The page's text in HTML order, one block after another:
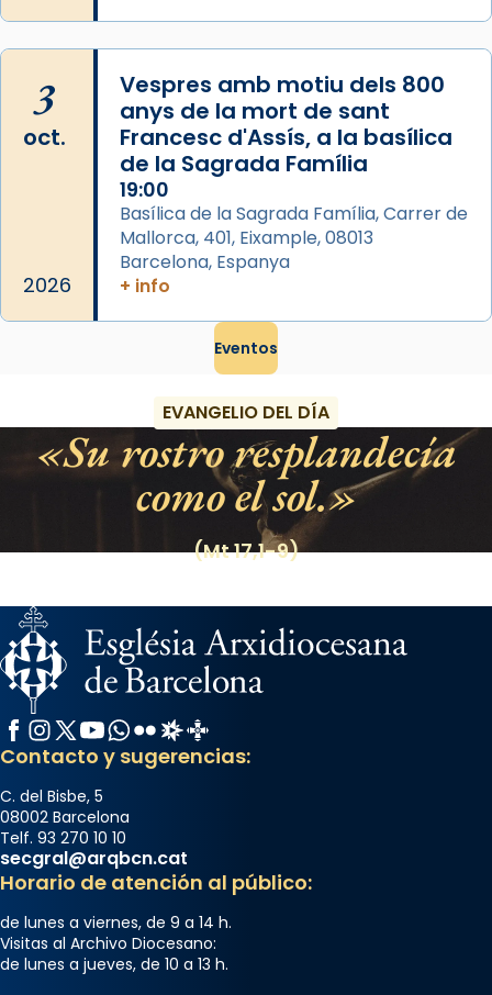
3
oct.
2026
Vespres amb motiu dels 800
anys de la mort de sant
Francesc d'Assís, a la basílica
de la Sagrada Família
19:00
Basílica de la Sagrada Família, Carrer de
Mallorca, 401, Eixample, 08013
Barcelona, Espanya
+ info
Eventos
EVANGELIO DEL DÍA
Su rostro resplandecía
como el sol.
(Mt 17,1-9)
Facebook
Instagram
X / Twitter
YouTube
WhatsApp
FlickrRadio Estel
Catalunya Cristiana
Contacto y sugerencias:
C. del Bisbe, 5
08002 Barcelona
Telf. 93 270 10 10
secgral@arqbcn.cat
Horario de atención al público:
de lunes a viernes, de 9 a 14 h.
Visitas al Archivo Diocesano:
de lunes a jueves, de 10 a 13 h.